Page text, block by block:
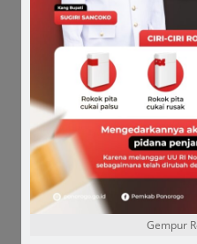
Kependudukan dan
(BKKBN) Hasto
komitmen terhadap
itu, pada 27 Juli 2023 lalu.
Comments
Share it :
Gempur